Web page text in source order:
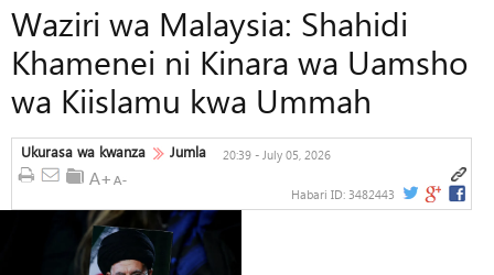
El-Sayed Seneti Marekani
Waziri wa Malaysia: Shahidi
Khamenei ni Kinara wa Uamsho
wa Kiislamu kwa Ummah
Ukurasa wa kwanza Jumla 20:39 - July 05, 2026
Habari ID: 3482443